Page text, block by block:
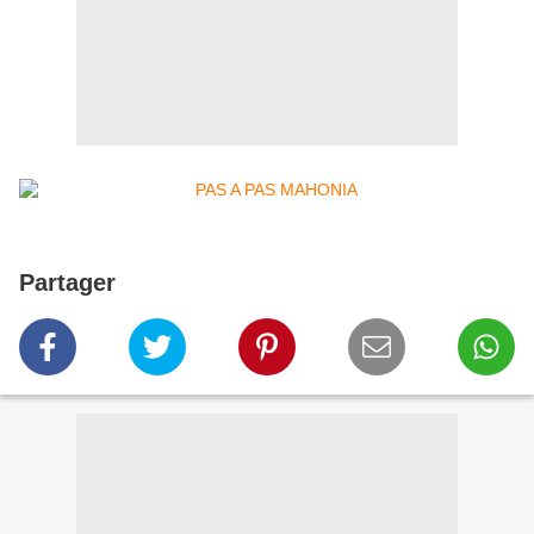
Partager